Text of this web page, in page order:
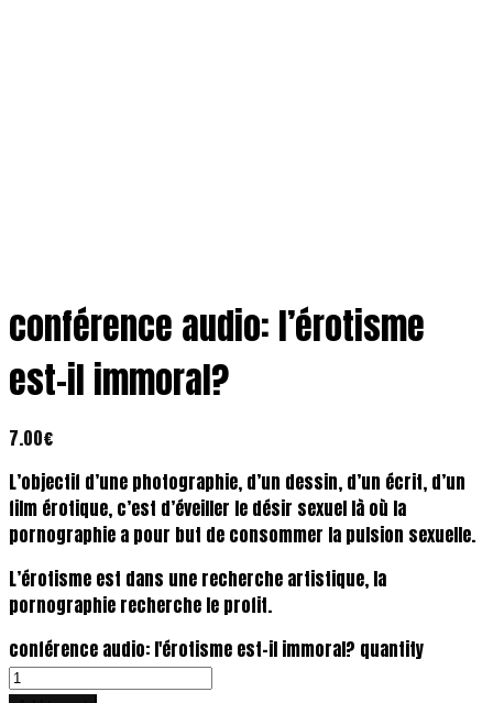
conférence audio: l’érotisme
est-il immoral?
7.00€
L’objectif d’une photographie, d’un dessin, d’un écrit, d’un
film érotique, c’est d’éveiller le désir sexuel là où la
pornographie a pour but de consommer la pulsion sexuelle.
L’érotisme est dans une recherche artistique, la
pornographie recherche le profit.
conférence audio: l'érotisme est-il immoral? quantity